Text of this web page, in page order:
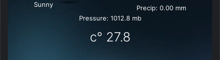
Sunny
Precip: 0.00 mm
Pressure: 1012.8 mb
27.8
°c